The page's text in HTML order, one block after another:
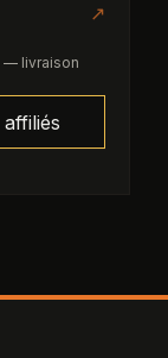
↗
— livraison